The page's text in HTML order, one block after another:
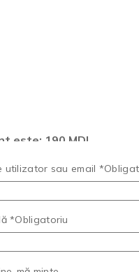
este: 190 MDL.
pentru tehnicienii care
(2D-3D).
natural sau curburile
, oferindu-ți libertate deplină
de transfer optimizată
utilizator sau email *
*Obligatoriu